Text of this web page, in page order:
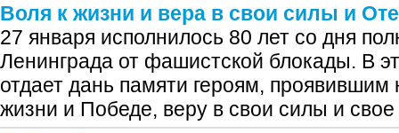
Воля к жизни и вера в свои силы и
27 января исполнилось 80 лет со дня
Ленинграда от фашистской блокады. В
отдает дань памяти героям,
жизни и Победе, веру в свои силы и